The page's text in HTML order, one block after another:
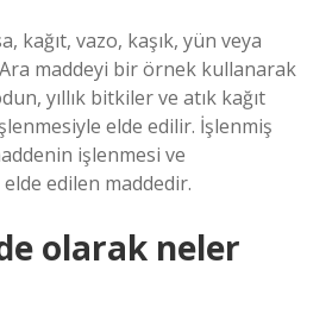
kağıt, vazo, kaşık, yün veya
maddeyi bir örnek kullanarak
yıllık bitkiler ve atık kağıt
elde edilir. İşlenmiş
işlenmesi ve
edilen maddedir.
olarak neler